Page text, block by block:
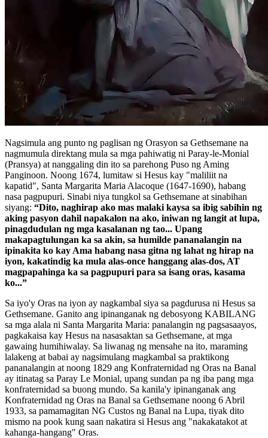
Nagsimula ang punto ng paglisan ng Orasyon sa Gethsemane na
nagmumula direktang mula sa mga pahiwatig ni Paray-le-Monial
(Pransya) at nanggaling din ito sa parehong Puso ng Aming
Panginoon. Noong 1674, lumitaw si Hesus kay "maliliit na
kapatid", Santa Margarita Maria Alacoque (1647-1690), habang
nasa pagpupuri. Sinabi niya tungkol sa Gethsemane at sinabihan
siyang: “Dito, naghirap ako mas malaki kaysa sa ibig sabihin ng
aking pasyon dahil napakalon na ako, iniwan ng langit at lupa,
pinagdudulan ng mga kasalanan ng tao... Upang
makapagtulungan ka sa akin, sa humilde pananalangin na
ipinakita ko kay Ama habang nasa gitna ng lahat ng hirap na
iyon, kakatindig ka mula alas-once hanggang alas-dos, AT
magpapahinga ka sa pagpupuri para sa isang oras, kasama
ko...”
Sa iyo'y Oras na iyon ay nagkambal siya sa pagdurusa ni Hesus sa
Gethsemane. Ganito ang ipinanganak ng debosyong KABILANG
sa mga alala ni Santa Margarita Maria: panalangin ng pagsasaayos,
pagkakaisa kay Hesus na nasasaktan sa Gethsemane, at mga
gawaing humihiwalay. Sa liwanag ng mensahe na ito, maraming
lalakeng at babai ay nagsimulang magkambal sa praktikong
pananalangin at noong 1829 ang Konfraternidad ng Oras na Banal
ay itinatag sa Paray Le Monial, upang sundan pa ng iba pang mga
konfraternidad sa buong mundo. Sa kanila'y ipinanganak ang
Konfraternidad ng Oras na Banal sa Gethsemane noong 6 Abril
1933, sa pamamagitan NG Custos ng Banal na Lupa, tiyak dito
mismo na pook kung saan nakatira si Hesus ang "nakakatakot at
kahanga-hangang" Oras.